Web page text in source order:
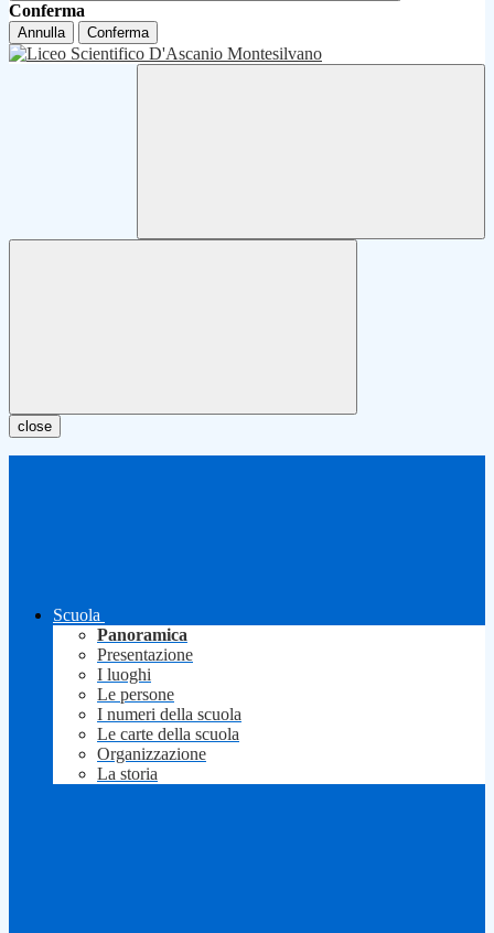
Conferma
Annulla Conferma
close
Scuola
Panoramica
Presentazione
I luoghi
Le persone
I numeri della scuola
Le carte della scuola
Organizzazione
La storia